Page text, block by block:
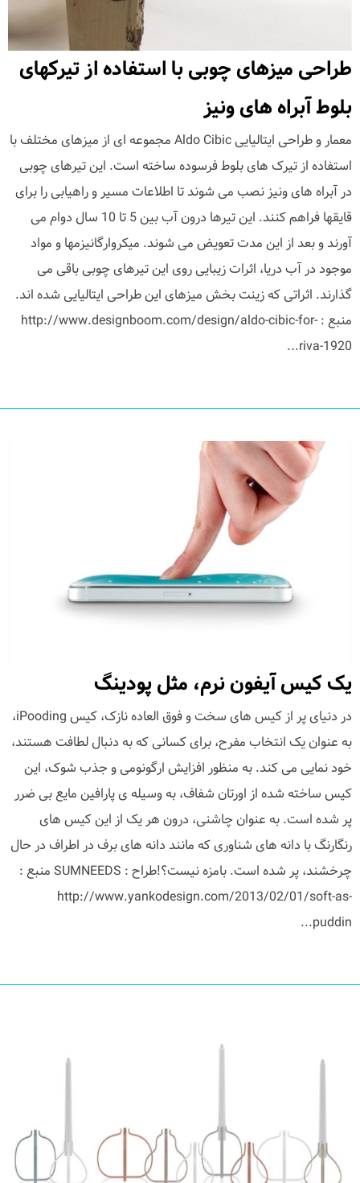
طراحی میزهای چوبی با استفاده از تیرکهای
بلوط آبراه های ونیز
معمار و طراحی ایتالیایی Aldo Cibic مجموعه ای از میزهای مختلف با
استفاده از تیرک های بلوط فرسوده ساخته است. این تیرهای چوبی
در آبراه های ونیز نصب می شوند تا اطلاعات مسیر و راهیابی را برای
قایقها فراهم کنند. این تیرها درون آب بین 5 تا 10 سال دوام می
آورند و بعد از این مدت تعویض می شوند. میکروارگانیزمها و مواد
موجود در آب دریا، اثرات زیبایی روی این تیرهای چوبی باقی می
گذارند. اثراتی که زینت بخش میزهای این طراحی ایتالیایی شده اند.
منبع : http://www.designboom.com/design/aldo-cibic-for-
riva-1920...
یک کیس آیفون نرم، مثل پودینگ
در دنیای پر از کیس های سخت و فوق العاده نازک، کیس iPooding،
به عنوان یک انتخاب مفرح، برای کسانی که به دنبال لطافت هستند،
خود نمایی می کند. به منظور افزایش ارگونومی و جذب شوک، این
کیس ساخته شده از اورتان شفاف، به وسیله ی پارافین مایع بی ضرر
پر شده است. به عنوان چاشنی، درون هر یک از این کیس های
رنگارنگ با دانه های شناوری که مانند دانه های برف در اطراف در حال
چرخشند، پر شده است. بامزه نیست؟!طراح : SUMNEEDS منبع :
http://www.yankodesign.com/2013/02/01/soft-as-
puddin...